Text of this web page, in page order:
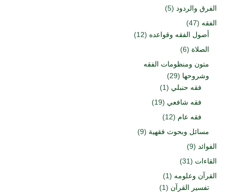
الفرق والردود (5)
الفقه (47)
أصول الفقه وقواعده (12)
الصلاة (6)
متون ومنظومات الفقه
وشروحها (29)
فقه حنبلي (1)
فقه شافعي (19)
فقه عام (12)
مسائل وبحوث فقهية (9)
الفوائد (9)
القاءات (31)
القرآن وعلومه (1)
تفسير القرآن (1)